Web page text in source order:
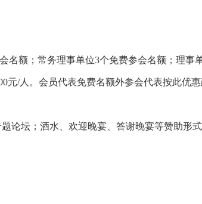
名额；常务理事单位3个免费参会名额；理事
元/人。会员代表免费名额外参会代表按此优
论坛；酒水、欢迎晚宴、答谢晚宴等赞助形式